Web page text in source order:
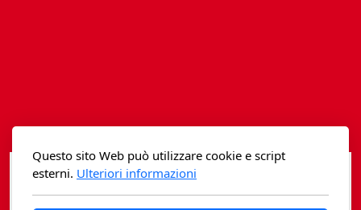
Questo sito Web può utilizzare cookie e script
esterni. Ulteriori informazioni
Fidia edizioni d'arte